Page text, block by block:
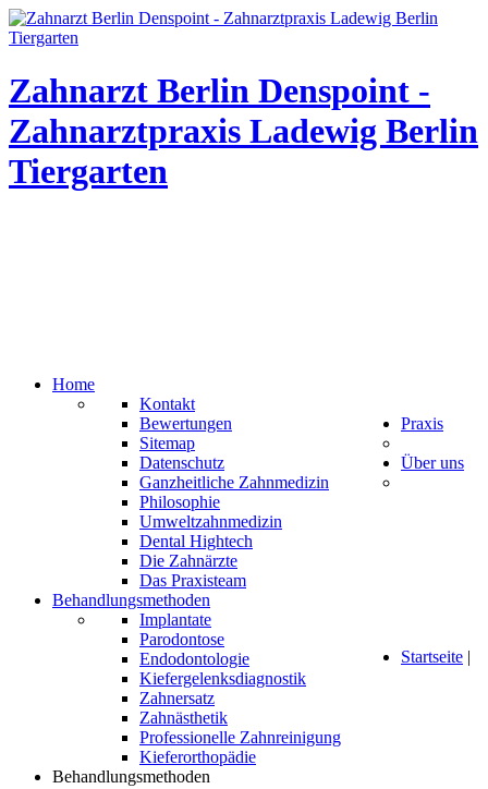
Zahnarzt Berlin Denspoint -
Zahnarztpraxis Ladewig Berlin
Tiergarten
Home
Kontakt
Bewertungen
Sitemap
Datenschutz
Praxis
Ganzheitliche Zahnmedizin
Philosophie
Umweltzahnmedizin
Dental Hightech
Über uns
Die Zahnärzte
Das Praxisteam
Behandlungsmethoden
Implantate
Parodontose
Endodontologie
Kiefergelenksdiagnostik
Zahnersatz
Zahnästhetik
Professionelle Zahnreinigung
Kieferorthopädie
Startseite |
Behandlungsmethoden